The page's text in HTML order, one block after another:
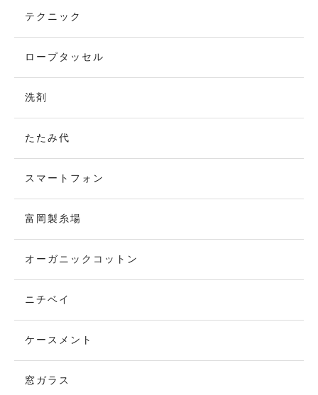
テクニック
ロープタッセル
洗剤
たたみ代
スマートフォン
富岡製糸場
オーガニックコットン
ニチベイ
ケースメント
窓ガラス